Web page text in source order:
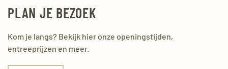
PLAN JE BEZOEK
Kom je langs? Bekijk hier onze openingstijden,
entreeprijzen en meer.